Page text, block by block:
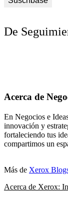
De
Acerca de
En Negocios e
innovación y
fortaleciendo tus
compartimos un
Más de Xerox
Acerca de Xerox: